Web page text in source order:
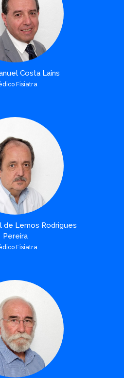
Costa Lains
Fisiatra
de Lemos Rodrigues
Pereira
Fisiatra